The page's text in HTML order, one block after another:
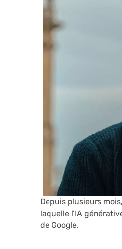
Depuis plusieurs
laquelle l’IA
de Google.